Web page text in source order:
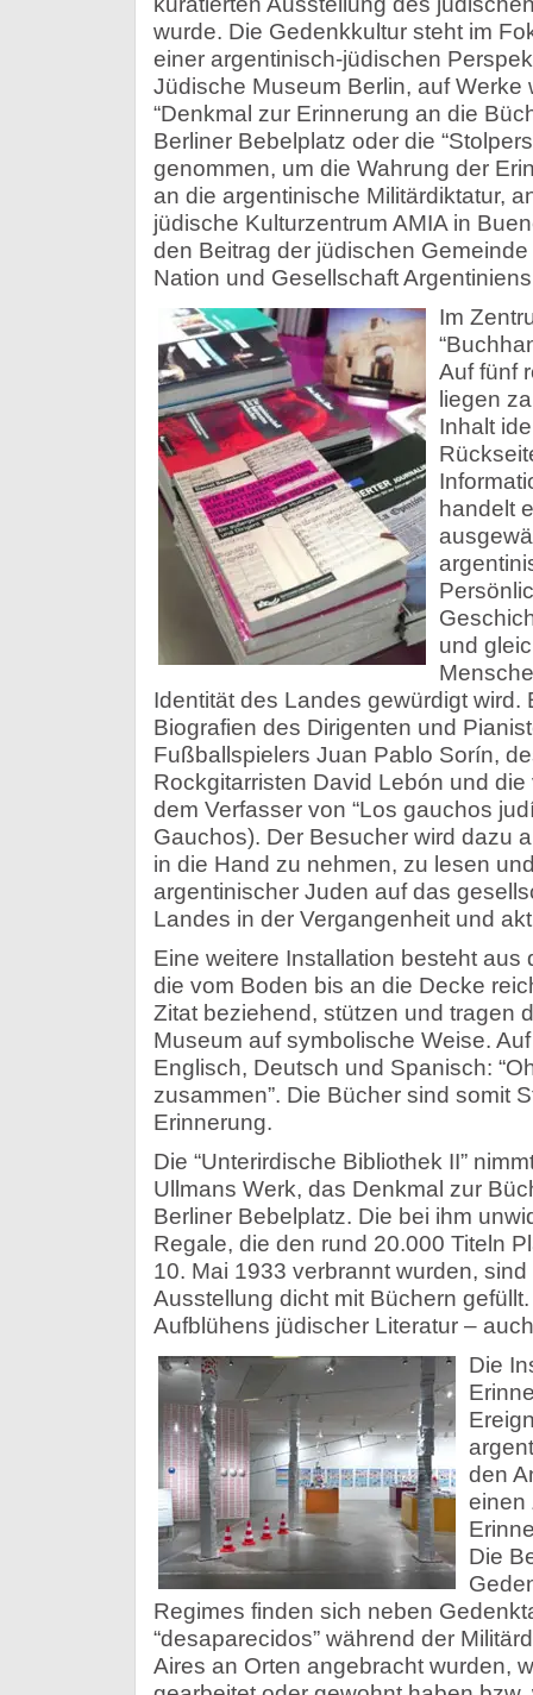
wurde. Die Gedenkkultur steht im
einer argentinisch-jüdischen
Jüdische Museum Berlin, auf Werke
“Denkmal zur Erinnerung an die
Berliner Bebelplatz oder die
genommen, um die Wahrung der
an die argentinische Militärdiktatur,
jüdische Kulturzentrum AMIA in
den Beitrag der jüdischen
Nation und Gesellschaft
Im
Auf fünf
liegen
Inhalt
handelt
und
Identität des Landes gewürdigt wird.
Biografien des Dirigenten und
Fußballspielers Juan Pablo Sorín,
Rockgitarristen David Lebón und
dem Verfasser von “Los gauchos
Gauchos). Der Besucher wird dazu
in die Hand zu nehmen, zu lesen
argentinischer Juden auf das
Landes in der Vergangenheit und
Eine weitere Installation besteht aus
die vom Boden bis an die Decke
Zitat beziehend, stützen und tragen
Museum auf symbolische Weise.
Englisch, Deutsch und Spanisch:
zusammen”. Die Bücher sind somit
Erinnerung.
Die “Unterirdische Bibliothek II”
Ullmans Werk, das Denkmal zur
Berliner Bebelplatz. Die bei ihm
Regale, die den rund 20.000 Titeln
10. Mai 1933 verbrannt wurden,
Ausstellung dicht mit Büchern
Aufblühens jüdischer Literatur –
Die
den
einen
Die
Regimes finden sich neben
“desaparecidos” während der
Aires an Orten angebracht wurden,